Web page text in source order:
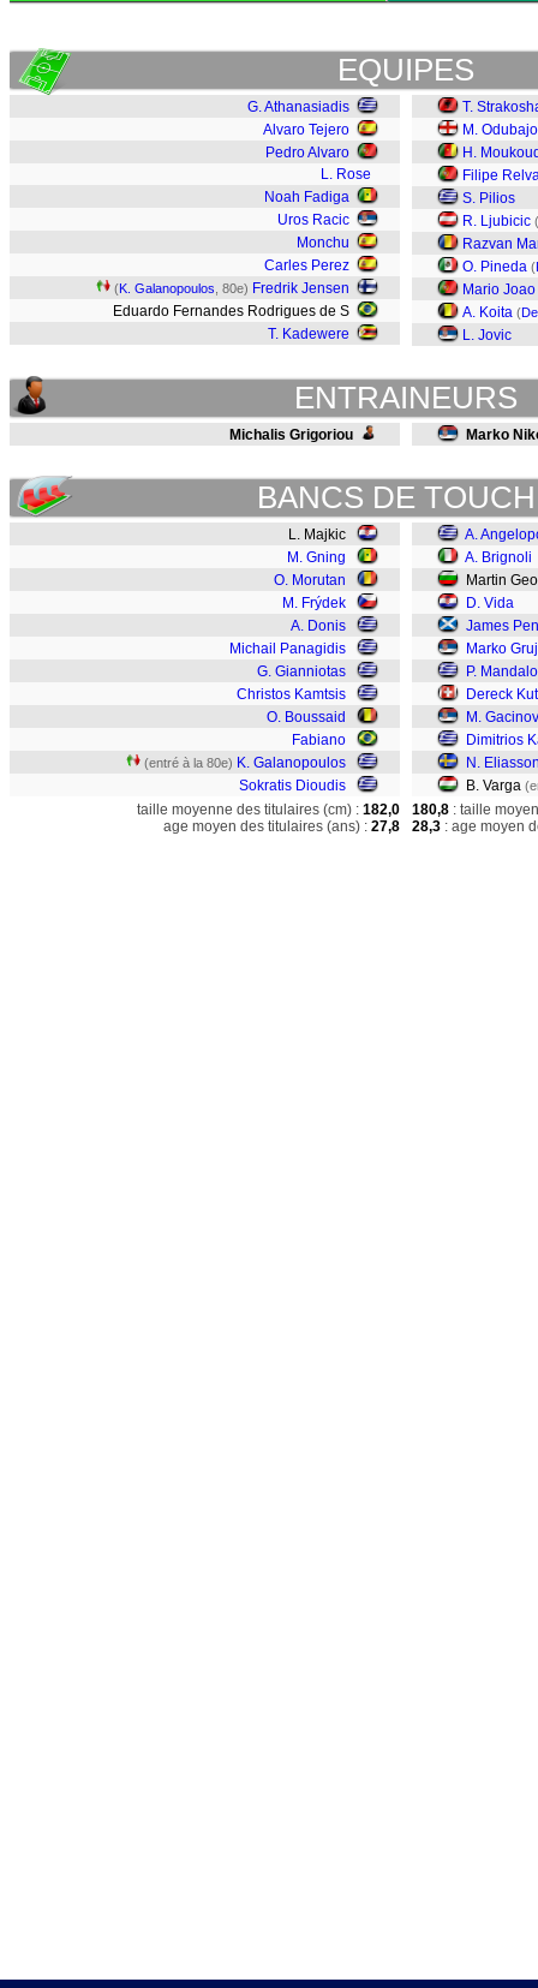
EQUIPES
G. Athanasiadis
Alvaro Tejero
Pedro Alvaro
L. Rose
Noah Fadiga
Uros Racic
Monchu
Carles Perez
(K. Galanopoulos , 80e) Fredrik Jensen
Eduardo Fernandes Rodrigues de S
T. Kadewere
T.
M. Odubajo
H.
Filipe
S. Pilios
R. Ljubicic
Razvan
O. Pineda (
Mario Joao
A. Koita (
L. Jovic
ENTRAINEURS
Michalis Grigoriou Marko
BANCS DE
L. Majkic
M. Gning
O. Morutan
M. Frýdek
A. Donis
Michail Panagidis
G. Gianniotas
Christos Kamtsis
O. Boussaid
Fabiano
(entré à la 80e) K. Galanopoulos
Sokratis Dioudis
A.
A. Brignoli
Martin
D. Vida
James
Marko
P.
Dereck
M.
Dimitrios
N.
B. Varga
taille moyenne des titulaires (cm) : 182,0
age moyen des titulaires (ans) : 27,8
180,8 : taille
28,3 : age moyen